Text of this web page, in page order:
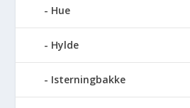
Hue
Hylde
Isterningbakke